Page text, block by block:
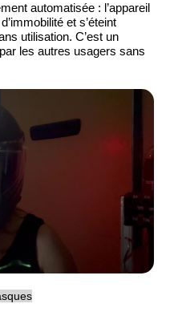
automatisée : l’appareil
et s’éteint
utilisation. C’est un
les autres usagers sans